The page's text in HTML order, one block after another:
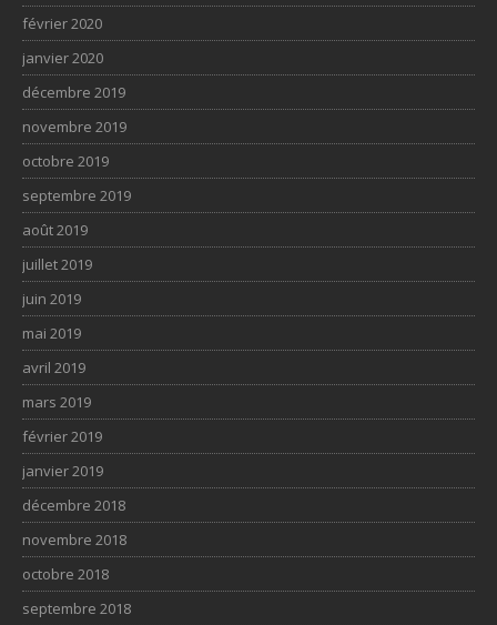
février 2020
janvier 2020
décembre 2019
novembre 2019
octobre 2019
septembre 2019
août 2019
juillet 2019
juin 2019
mai 2019
avril 2019
mars 2019
février 2019
janvier 2019
décembre 2018
novembre 2018
octobre 2018
septembre 2018